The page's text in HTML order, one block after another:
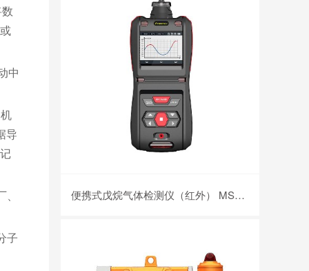
中
导
子
便携式戊烷气体检测仪（红外） MS500-C5H12